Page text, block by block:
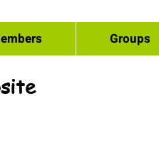
Groups